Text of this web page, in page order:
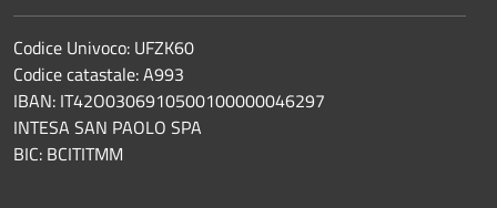
Codice Univoco: UFZK60
Codice catastale: A993
IBAN: IT42O0306910500100000046297
INTESA SAN PAOLO SPA
BIC: BCITITMM